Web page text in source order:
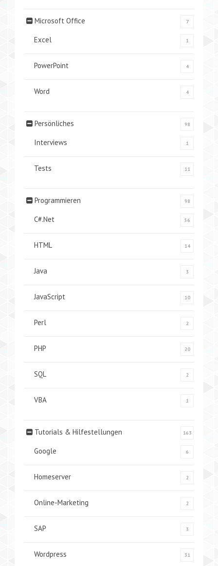
Microsoft Office 7
Excel 1
PowerPoint 4
Word 4
Persönliches 98
Interviews 1
Tests 11
Programmieren 98
C#.Net 56
HTML 14
Java 3
JavaScript 10
Perl 2
PHP 20
SQL 2
VBA 1
Tutorials & Hilfestellungen 163
Google 6
Homeserver 2
Online-Marketing 2
SAP 3
Wordpress 31